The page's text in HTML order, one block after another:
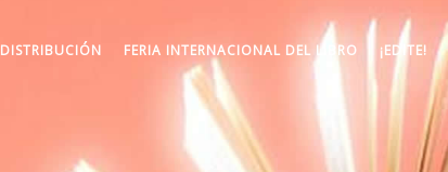
DISTRIBUCIÓN FERIA INTERNACIONAL DEL LIBRO ¡EDITE!